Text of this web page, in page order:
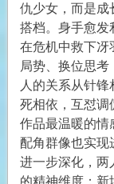
仇少女，而是成
搭档。身手愈发
在危机中救下冴
局势、换位思
人的关系从针
死相依，互怼调
作品最温暖的情
配角群像也实
进一步深化，两